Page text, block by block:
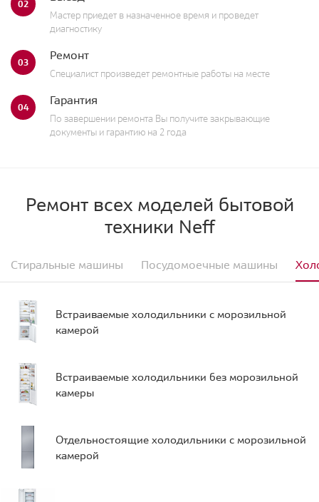
02
Мастер приедет в назначенное время и проведет
диагностику
03 Ремонт
Специалист произведет ремонтные работы на месте
04 Гарантия
По завершении ремонта Вы получите закрывающие
документы и гарантию на 2 года
Ремонт всех моделей бытовой
техники Neff
Стиральные машины Посудомоечные машины
Встраиваемые холодильники с морозильной
камерой
Встраиваемые холодильники без морозильной
камеры
Отдельностоящие холодильники с морозильной
камерой